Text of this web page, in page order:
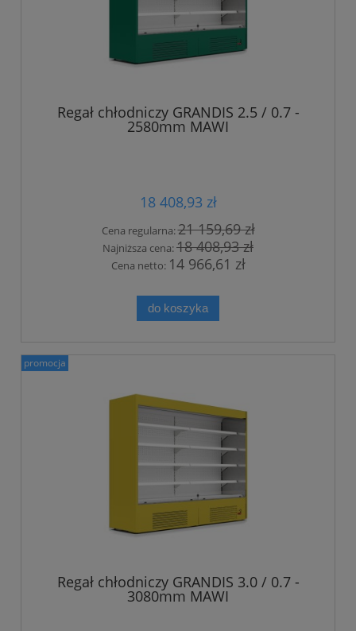
Regał chłodniczy GRANDIS 2.5 / 0.7 -
2580mm MAWI
18 408,93 zł
Cena regularna:21 159,69 zł
Najniższa cena:18 408,93 zł
Cena netto: 14 966,61 zł
do koszyka
Regał chłodniczy GRANDIS 3.0 / 0.7 -
3080mm MAWI
promocja